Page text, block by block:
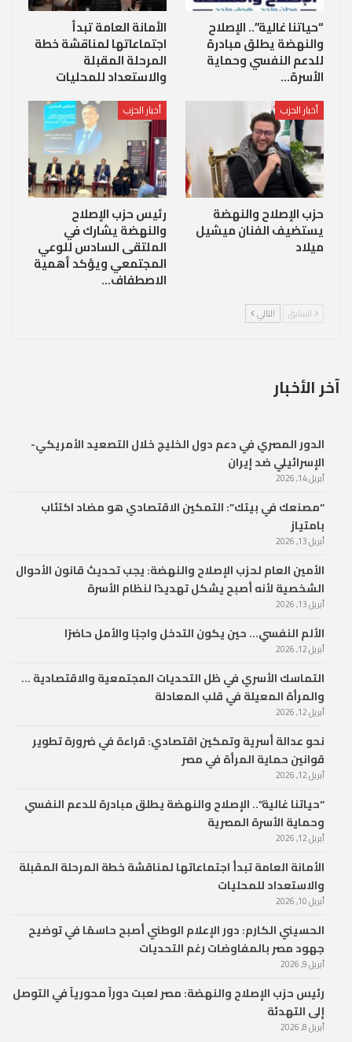
“حياتنا غالية”.. الإصلاح
والنهضة يطلق مبادرة
للدعم النفسي وحماية
الأسرة…
الأمانة العامة تبدأ
اجتماعاتها لمناقشة خطة
المرحلة المقبلة
والاستعداد للمحليات
أخبار الحزب
حزب الإصلاح والنهضة
يستضيف الفنان ميشيل
ميلاد
أخبار الحزب
رئيس حزب الإصلاح
والنهضة يشارك في
الملتقى السادس للوعي
المجتمعي ويؤكد أهمية
الاصطفاف…
السابق التالي
آخر الأخبار
الدور المصري في دعم دول الخليج خلال التصعيد الأمريكي-
الإسرائيلي ضد إيران
أبريل 14, 2026
“مصنعك في بيتك”: التمكين الاقتصادي هو مضاد اكتئاب
بامتياز
أبريل 13, 2026
الأمين العام لحزب الإصلاح والنهضة: يجب تحديث قانون الأحوال
الشخصية لأنه أصبح يشكل تهديدًا لنظام الأسرة
أبريل 13, 2026
الألم النفسي… حين يكون التدخل واجبًا والأمل حاضرًا
أبريل 12, 2026
التماسك الأسري في ظل التحديات المجتمعية والاقتصادية …
والمرأة المعيلة في قلب المعادلة
أبريل 12, 2026
نحو عدالة أسرية وتمكين اقتصادي: قراءة في ضرورة تطوير
قوانين حماية المرأة في مصر
أبريل 12, 2026
“حياتنا غالية”.. الإصلاح والنهضة يطلق مبادرة للدعم النفسي
وحماية الأسرة المصرية
أبريل 12, 2026
الأمانة العامة تبدأ اجتماعاتها لمناقشة خطة المرحلة المقبلة
والاستعداد للمحليات
أبريل 10, 2026
الحسيني الكارم: دور الإعلام الوطني أصبح حاسمًا في توضيح
جهود مصر بالمفاوضات رغم التحديات
أبريل 9, 2026
رئيس حزب الإصلاح والنهضة: مصر لعبت دوراً محورياً في التوصل
إلى التهدئة
أبريل 8, 2026